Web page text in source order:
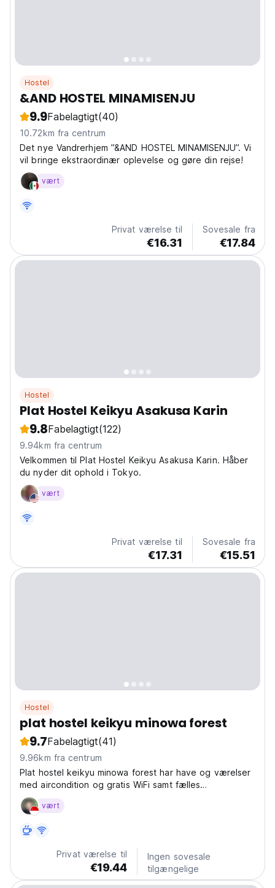
Hostel
&AND HOSTEL MINAMISENJU
9.9Fabelagtigt(40)
10.72km fra centrum
Det nye Vandrerhjem ”&AND HOSTEL MINAMISENJU”. Vi
vil bringe ekstraordinær oplevelse og gøre din rejse!
vært
Privat værelse til
€16.31
Sovesale fra
€17.84
Hostel
Plat Hostel Keikyu Asakusa Karin
9.8Fabelagtigt(122)
9.94km fra centrum
Velkommen til Plat Hostel Keikyu Asakusa Karin. Håber
du nyder dit ophold i Tokyo.
vært
Privat værelse til
€17.31
Sovesale fra
€15.51
Hostel
plat hostel keikyu minowa forest
9.7Fabelagtigt(41)
9.96km fra centrum
Plat hostel keikyu minowa forest har have og værelser
med aircondition og gratis WiFi samt fælles
badeværelse. Indkvarteringen tilbyder et fælles køkken
og en fælles lounge for gæster.
vært
Privat værelse til
€19.44
Ingen sovesale
tilgængelige